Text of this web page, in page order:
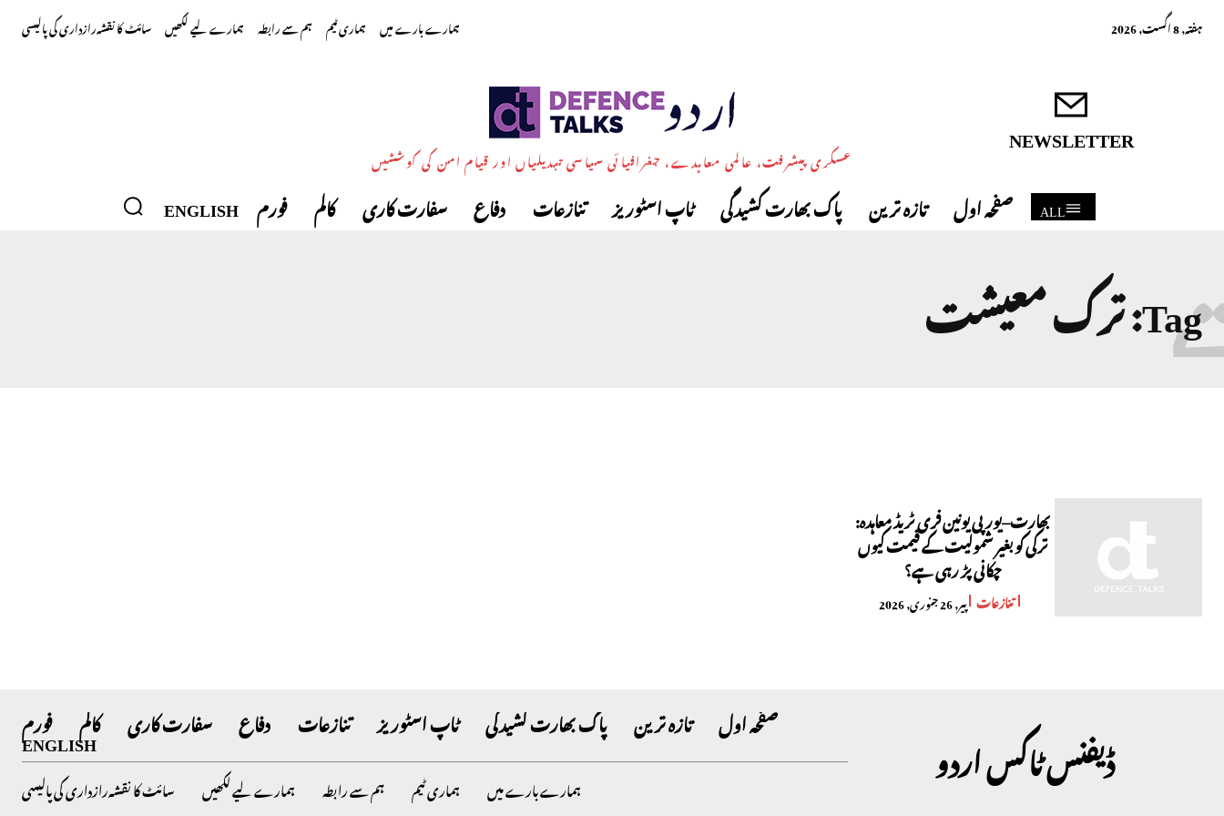
ہفتہ, 8 اگست, 2026 ہمارے بارے میں ہماری ٹیم ہم سے رابطہ ہمارے لیے لکھیں سائٹ کا نقشہرازداری کی پالیسی
NEWSLETTER
عسکری پیشرفت، عالمی معاہدے، جغرافیائی سیاسی تبدیلیاں اور قیام امن کی کوششیں
ALL صفحہ اول تازہ ترین پاک بھارت کشیدگی ٹاپ اسٹوریز تنازعات دفاع سفارت کاری کالم فورم ENGLISH
Tag:ترک معیشت
بھارت–یورپی یونین فری ٹریڈ معاہدہ:
ترکی کو بغیر شمولیت کے قیمت کیوں
چکانی پڑ رہی ہے؟
تنازعات پیر, 26 جنوری, 2026
ڈیفنس ٹاکس اردو
صفحہ اول تازہ ترین پاک بھارت کشیدگی ٹاپ اسٹوریز تنازعات دفاع سفارت کاری کالم فورم
ENGLISH
ہمارے بارے میں ہماری ٹیم ہم سے رابطہ ہمارے لیے لکھیں سائٹ کا نقشہرازداری کی پالیسی